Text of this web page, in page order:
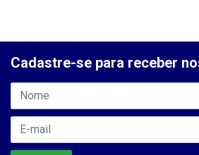
Cadastre-se para receber